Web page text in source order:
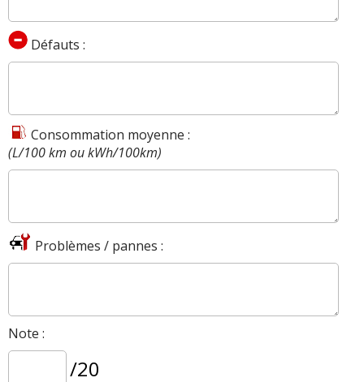
Défauts :
Consommation moyenne :
(L/100 km ou kWh/100km)
Problèmes / pannes :
Note :
/20